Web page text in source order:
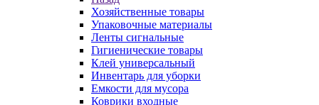
Хозяйственные товары
Упаковочные материалы
Ленты сигнальные
Гигиенические товары
Клей универсальный
Инвентарь для уборки
Емкости для мусора
Коврики входные